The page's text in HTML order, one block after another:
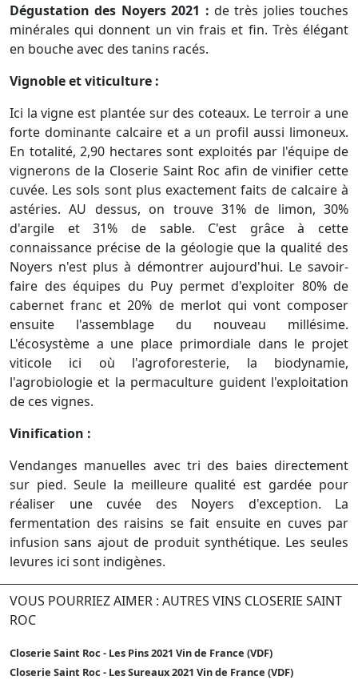
Dégustation des Noyers 2021 : de très jolies touches
minérales qui donnent un vin frais et fin. Très élégant
en bouche avec des tanins racés.
Vignoble et viticulture :
Ici la vigne est plantée sur des coteaux. Le terroir a une
forte dominante calcaire et a un profil aussi limoneux.
En totalité, 2,90 hectares sont exploités par l'équipe de
vignerons de la Closerie Saint Roc afin de vinifier cette
cuvée. Les sols sont plus exactement faits de calcaire à
astéries. AU dessus, on trouve 31% de limon, 30%
d'argile et 31% de sable. C'est grâce à cette
connaissance précise de la géologie que la qualité des
Noyers n'est plus à démontrer aujourd'hui. Le savoir-
faire des équipes du Puy permet d'exploiter 80% de
cabernet franc et 20% de merlot qui vont composer
ensuite l'assemblage du nouveau millésime.
L'écosystème a une place primordiale dans le projet
viticole ici où l'agroforesterie, la biodynamie,
l'agrobiologie et la permaculture guident l'exploitation
de ces vignes.
Vinification :
Vendanges manuelles avec tri des baies directement
sur pied. Seule la meilleure qualité est gardée pour
réaliser une cuvée des Noyers d'exception. La
fermentation des raisins se fait ensuite en cuves par
infusion sans ajout de produit synthétique. Les seules
levures ici sont indigènes.
VOUS POURRIEZ AIMER : AUTRES VINS CLOSERIE SAINT
ROC
Closerie Saint Roc - Les Pins 2021 Vin de France (VDF)
Closerie Saint Roc - Les Sureaux 2021 Vin de France (VDF)